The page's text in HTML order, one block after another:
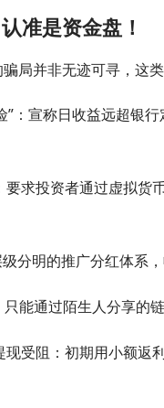
准是资金盘！
局并非无迹可寻，这
”：宣称日收益远超银
求投资者通过虚拟货
分明的推广分红体系
能通过陌生人分享的
受阻：初期用小额返